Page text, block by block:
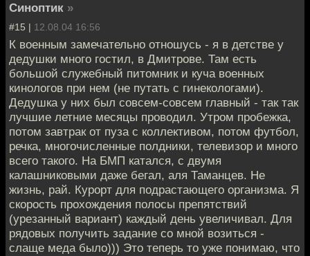
Синоптик »
#15 | 12.08.04 16:56
К военным замечательно отношусь - я в детстве у
дедушки много гостил, в Дмитрове. Там есть
большой служебный питомник и куча военных
кинологов при нем (не путать с гинекологами).
Дедушка у них был совсем-совсем главный - так так
лучшие летние месяцы проводил. Утром пробежка,
потом завтрак от пуза с коллективом, потом футбол,
речка, многочисленные полдники, телевизор и много
всего такого. На БМП катался, с двумя
калашниковыми даже бегал, аля Таманцев. Не
жизнь, рай. Курорт для подрастающего организма. Я
скорость прохождения полосы препятствий
(урезанный вариант) каждый день увеличивал. Для
рядовых получить задание со мной возиться -
слаще меда было))) Это теперь то уже понимаю, что